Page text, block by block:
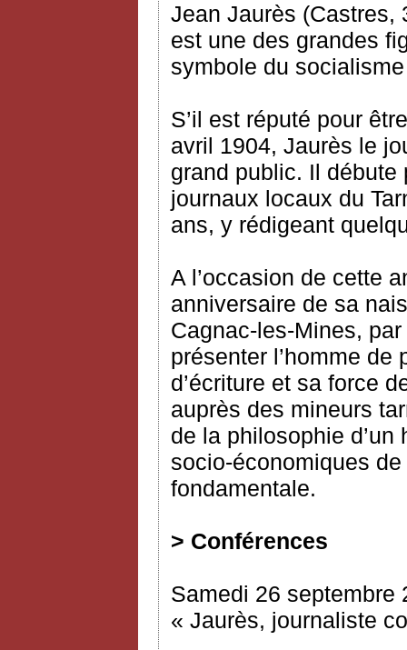
Jean Jaurès (Castres,
est une des grandes
symbole du
S’il est réputé pour
avril 1904, Jaurès le
grand public. Il
journaux locaux du
ans, y rédigeant
A l’occasion de cette
anniversaire de sa
Cagnac-les-Mines,
présenter l’homme
d’écriture et sa force
auprès des mineurs
de la philosophie
socio-économiques
fondamentale.
> Conférences
Samedi 26 septembre
« Jaurès, journaliste